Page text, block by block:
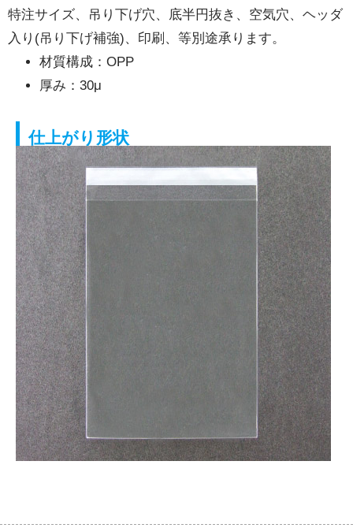
特注サイズ、吊り下げ穴、底半円抜き、空気穴、ヘッダ
入り(吊り下げ補強)、印刷、等別途承ります。
材質構成：OPP
厚み：30μ
仕上がり形状